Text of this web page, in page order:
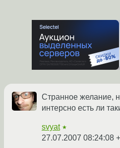
Странное желание,
интерсно есть ли
svyat ★
27.07.2007 08:24:08